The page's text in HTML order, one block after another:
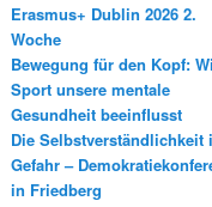
n
Erasmus+ Dublin 2026 2.
Woche
Bewegung für den Kopf:
Sport unsere mentale
Gesundheit beeinflusst
Die Selbstverständlichkeit
Gefahr –
in Friedberg